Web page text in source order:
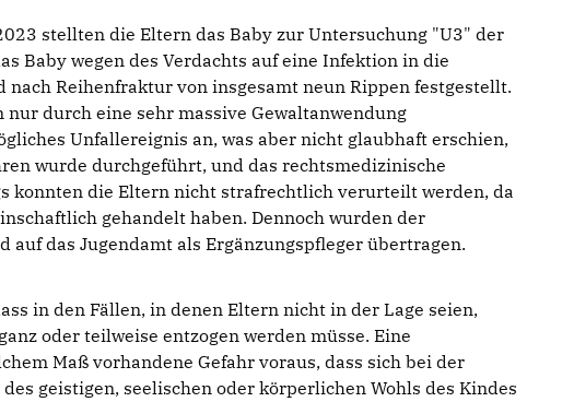
stellten die Eltern das Baby zur Untersuchung "U3" der
Baby wegen des Verdachts auf eine Infektion in die
Reihenfraktur von insgesamt neun Rippen festgestellt.
durch eine sehr massive Gewaltanwendung
Unfallereignis an, was aber nicht glaubhaft erschien,
wurde durchgeführt, und das rechtsmedizinische
konnten die Eltern nicht strafrechtlich verurteilt werden, da
gehandelt haben. Dennoch wurden der
das Jugendamt als Ergänzungspfleger übertragen.
in den Fällen, in denen Eltern nicht in der Lage seien,
oder teilweise entzogen werden müsse. Eine
Maß vorhandene Gefahr voraus, dass sich bei der
geistigen, seelischen oder körperlichen Wohls des Kindes